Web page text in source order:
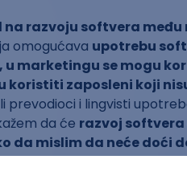
na razvoju softvera
omogućava upotrebu
, u marketingu se mogu
koristiti zaposleni koji
prevodioci i lingvisti
da će razvoj
da mislim da neće doći